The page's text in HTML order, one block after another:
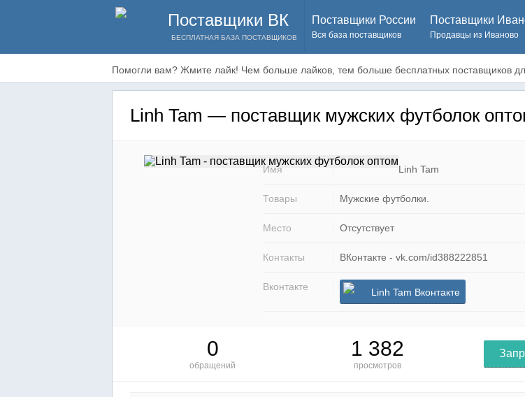
Поставщики ВК
БЕСПЛАТНАЯ БАЗА ПОСТАВЩИКОВ
Поставщики России
Вся база поставщиков
Поставщики
Продавцы из Иваново
Помогли вам? Жмите лайк! Чем больше лайков, тем больше бесплатных поставщиков
Linh Tam — поставщик мужских футболок
Имя Linh Tam
Товары Мужские футболки.
Место Отсутствует
Контакты ВКонтакте - vk.com/id388222851
Вконтакте Linh Tam Вконтакте
0
обращений
1 382
просмотров